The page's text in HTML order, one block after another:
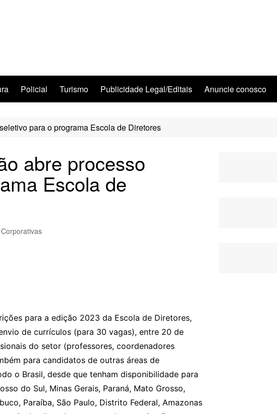
Policial Turismo Publicidade Legal/Editais Anuncie conosco
para o programa Escola de Diretores
abre processo
Escola de
para a edição 2023 da Escola de Diretores,
de currículos (para 30 vagas), entre 20 de
do setor (professores, coordenadores
para candidatos de outras áreas de
o Brasil, desde que tenham disponibilidade para
do Sul, Minas Gerais, Paraná, Mato Grosso,
Paraíba, São Paulo, Distrito Federal, Amazonas